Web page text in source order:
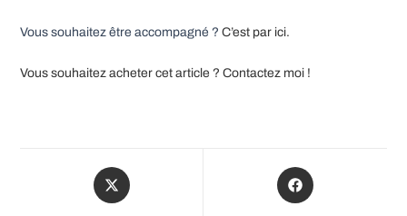
Vous souhaitez être accompagné ?C’est par ici.
Vous souhaitez acheter cet article ? Contactez moi !
Opens
in
Opens
in